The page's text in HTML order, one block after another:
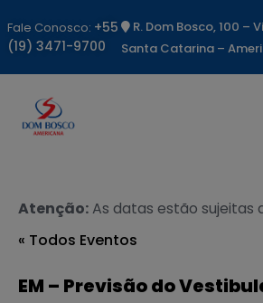
Fale Conosco: +55
(19) 3471-9700
R. Dom Bosco, 100 –
Santa Catarina –
Atenção:As datas estão sujeitas
« Todos Eventos
EM – Previsão do